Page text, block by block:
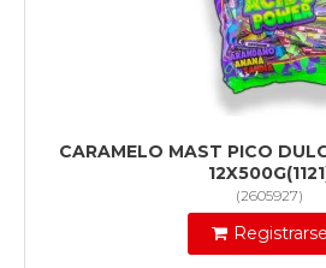
CARAMELO MAST PICO
(2605927)
Registrarse